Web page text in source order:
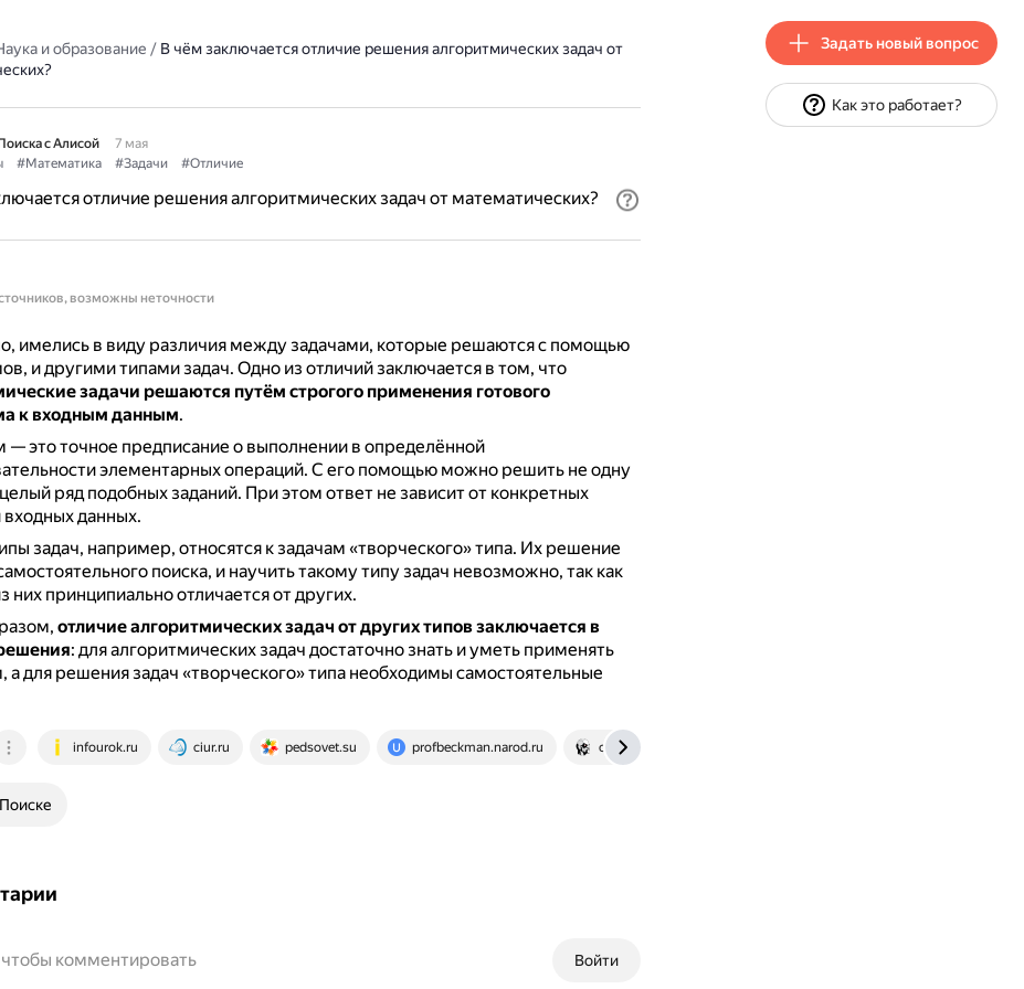
и образование / В чём заключается отличие решения алгоритмических задач от
с Алисой
7 мая
#Математика #Задачи #Отличие
отличие решения алгоритмических задач от математических?
возможны неточности
имелись в виду различия между задачами, которые решаются с помощью
и другими типами задач. Одно из отличий заключается в том, что
задачи решаются путём строгого применения готового
к входным данным.
— это точное предписание о выполнении в определённой
элементарных операций. С его помощью можно решить не одну
ряд подобных заданий. При этом ответ не зависит от конкретных
входных данных.
задач, например, относятся к задачам «творческого» типа. Их решение
поиска, и научить такому типу задач невозможно, так как
них принципиально отличается от других.
отличие алгоритмических задач от других типов заключается в
: для алгоритмических задач достаточно знать и уметь применять
а для решения задач «творческого» типа необходимы самостоятельные
infourok.ru ciur.ru pedsovet.su profbeckman.narod.ru cyberleninka.ru
Войти
комментировать
Задать новый вопрос
Как это работает?